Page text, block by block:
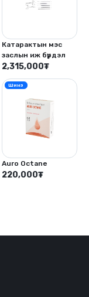
Катарактын мэс
заслын иж бүрдэл
2,315,000₮
Шинэ
Auro Octane
220,000₮